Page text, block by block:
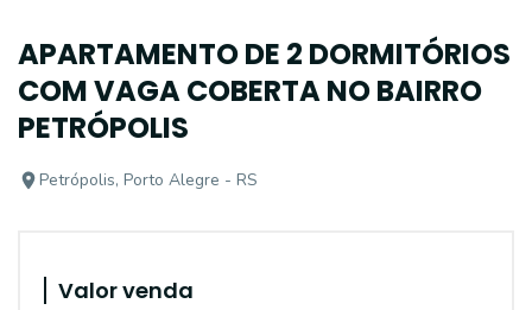
APARTAMENTO DE 2 DORMITÓRIOS
COM VAGA COBERTA NO BAIRRO
PETRÓPOLIS
Petrópolis, Porto Alegre - RS
Valor venda